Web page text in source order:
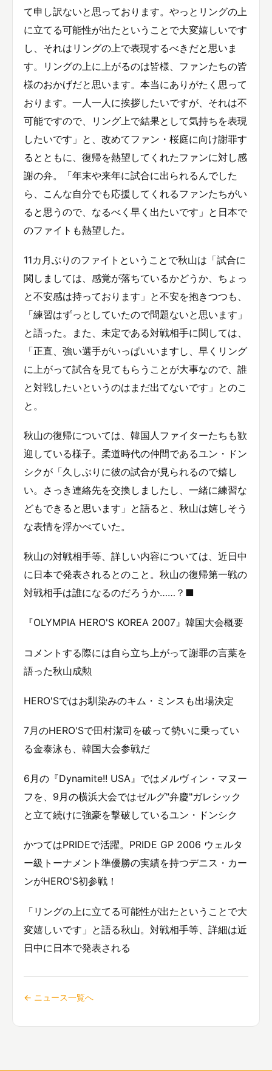
て申し訳ないと思っております。やっとリングの上
に立てる可能性が出たということで大変嬉しいです
し、それはリングの上で表現するべきだと思いま
す。リングの上に上がるのは皆様、ファンたちの皆
様のおかげだと思います。本当にありがたく思って
おります。一人一人に挨拶したいですが、それは不
可能ですので、リング上で結果として気持ちを表現
したいです」と、改めてファン・桜庭に向け謝罪す
るとともに、復帰を熱望してくれたファンに対し感
謝の弁。「年末や来年に試合に出られるんでした
ら、こんな自分でも応援してくれるファンたちがい
ると思うので、なるべく早く出たいです」と日本で
のファイトも熱望した。
11カ月ぶりのファイトということで秋山は「試合に
関しましては、感覚が落ちているかどうか、ちょっ
と不安感は持っております」と不安を抱きつつも、
「練習はずっとしていたので問題ないと思います」
と語った。また、未定である対戦相手に関しては、
「正直、強い選手がいっぱいいますし、早くリング
に上がって試合を見てもらうことが大事なので、誰
と対戦したいというのはまだ出てないです」とのこ
と。
秋山の復帰については、韓国人ファイターたちも歓
迎している様子。柔道時代の仲間であるユン・ドン
シクが「久しぶりに彼の試合が見られるので嬉し
い。さっき連絡先を交換しましたし、一緒に練習な
どもできると思います」と語ると、秋山は嬉しそう
な表情を浮かべていた。
秋山の対戦相手等、詳しい内容については、近日中
に日本で発表されるとのこと。秋山の復帰第一戦の
対戦相手は誰になるのだろうか……？■
『OLYMPIA HERO'S KOREA 2007』韓国大会概要
コメントする際には自ら立ち上がって謝罪の言葉を
語った秋山成勲
HERO'Sではお馴染みのキム・ミンスも出場決定
7月のHERO'Sで田村潔司を破って勢いに乗ってい
る金泰泳も、韓国大会参戦だ
6月の『Dynamite!! USA』ではメルヴィン・マヌー
フを、9月の横浜大会ではゼルグ"弁慶"ガレシック
と立て続けに強豪を撃破しているユン・ドンシク
かつてはPRIDEで活躍。PRIDE GP 2006 ウェルタ
ー級トーナメント準優勝の実績を持つデニス・カー
ンがHERO'S初参戦！
「リングの上に立てる可能性が出たということで大
変嬉しいです」と語る秋山。対戦相手等、詳細は近
日中に日本で発表される
← ニュース一覧へ